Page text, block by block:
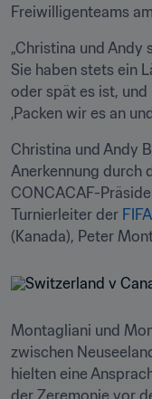
Freiwilligenteams
„Christina und Andy
Sie haben stets ein
oder spät es ist,
‚Packen wir es an
Christina und Andy
Anerkennung durch
CONCACAF-
Turnierleiter der
(Kanada), Peter
Montagliani und
zwischen
hielten eine
der Zeremonie vor